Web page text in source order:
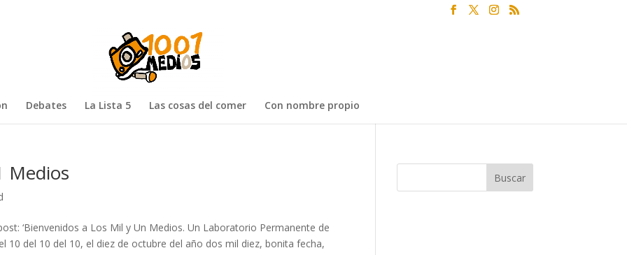
Debates La Lista 5 Las cosas del comer Con nombre propio
Medios
‘Bienvenidos a Los Mil y Un Medios. Un Laboratorio Permanente de
10 del 10 del 10, el diez de octubre del año dos mil diez, bonita fecha,